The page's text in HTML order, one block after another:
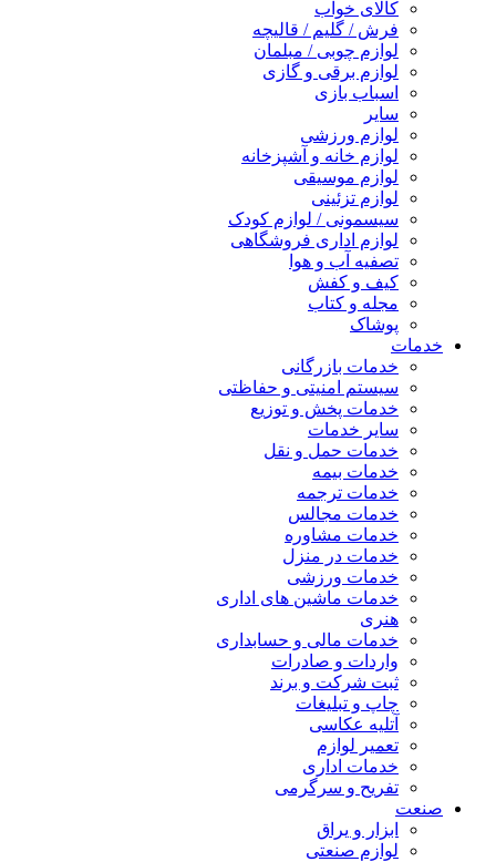
کالای خواب
فرش / گلیم / قالیچه
لوازم چوبی / مبلمان
لوازم برقی و گازی
اسباب بازی
سایر
لوازم ورزشی
لوازم خانه و آشپزخانه
لوازم موسیقی
لوازم تزئینی
سیسمونی / لوازم کودک
لوازم اداری فروشگاهی
تصفیه آب و هوا
کیف و کفش
مجله و کتاب
پوشاک
خدمات
خدمات بازرگانی
سیستم امنیتی و حفاظتی
خدمات پخش و توزیع
سایر خدمات
خدمات حمل و نقل
خدمات بیمه
خدمات ترجمه
خدمات مجالس
خدمات مشاوره
خدمات در منزل
خدمات ورزشی
خدمات ماشین های اداری
هنری
خدمات مالی و حسابداری
واردات و صادرات
ثبت شرکت و برند
چاپ و تبلیغات
آتلیه عکاسی
تعمیر لوازم
خدمات اداری
تفریح و سرگرمی
صنعت
ابزار و یراق
لوازم صنعتی